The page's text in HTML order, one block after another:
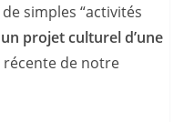
simples “activités
un projet culturel d’une
récente de notre